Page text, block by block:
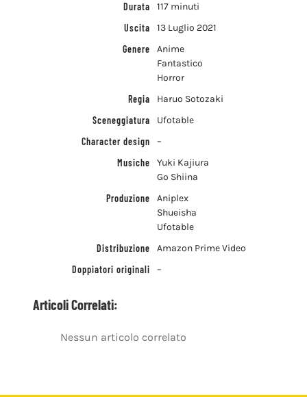
Durata
117 minuti
Uscita
13 Luglio 2021
Genere
Anime
Fantastico
Horror
Regia
Haruo Sotozaki
Sceneggiatura
Ufotable
Character design
–
Musiche
Yuki Kajiura
Go Shiina
Produzione
Aniplex
Shueisha
Ufotable
Distribuzione
Amazon Prime Video
Doppiatori originali
–
Articoli Correlati:
Nessun articolo correlato